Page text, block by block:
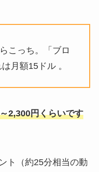
こっち。「ブロ
月額15ドル 。
2,300円くらいです
ト（約25分相当の動